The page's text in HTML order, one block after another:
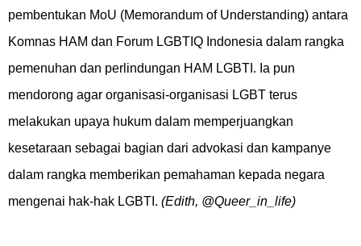
pembentukan MoU (Memorandum of Understanding) antara
Komnas HAM dan Forum LGBTIQ Indonesia dalam rangka
pemenuhan dan perlindungan HAM LGBTI. Ia pun
mendorong agar organisasi-organisasi LGBT terus
melakukan upaya hukum dalam memperjuangkan
kesetaraan sebagai bagian dari advokasi dan kampanye
dalam rangka memberikan pemahaman kepada negara
mengenai hak-hak LGBTI. (Edith, @Queer_in_life)